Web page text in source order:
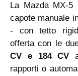
La Mazda MX-5
capote manuale
- con tetto
offerta con le
CV e 184 CV
rapporti o